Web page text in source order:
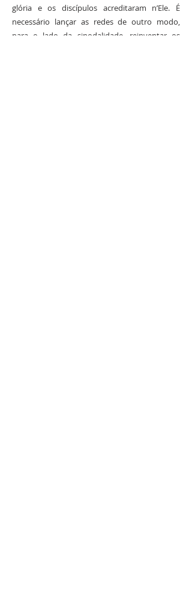
glória e os discípulos acreditaram n’Ele. É
necessário lançar as redes de outro modo,
para o lado da sinodalidade, reinventar os